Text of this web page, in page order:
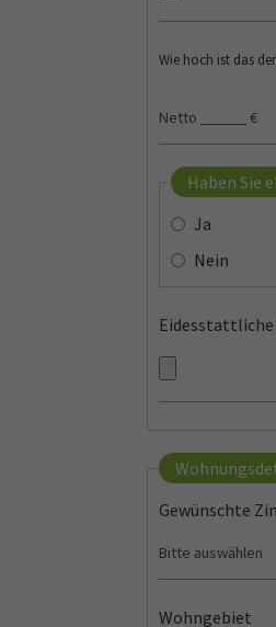
Wie hoch ist das
Haben Sie
Ja
Nein
Eidesstattliche
Gewünschte
Wohngebiet